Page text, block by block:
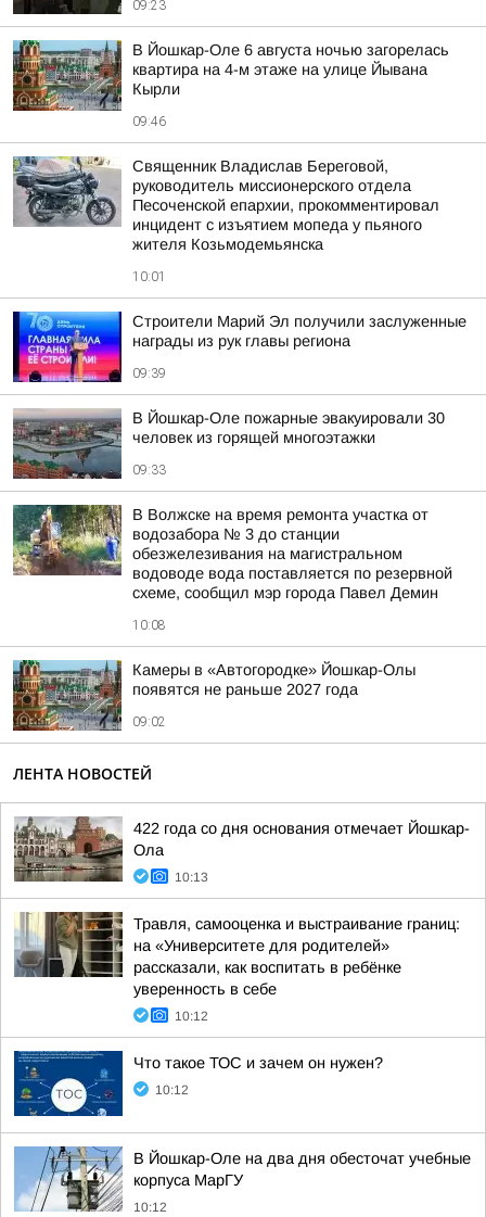
09:23
В Йошкар-Оле 6 августа ночью загорелась
квартира на 4-м этаже на улице Йывана
Кырли
09:46
Священник Владислав Береговой,
руководитель миссионерского отдела
Песоченской епархии, прокомментировал
инцидент с изъятием мопеда у пьяного
жителя Козьмодемьянска
10:01
Строители Марий Эл получили заслуженные
награды из рук главы региона
09:39
В Йошкар-Оле пожарные эвакуировали 30
человек из горящей многоэтажки
09:33
В Волжске на время ремонта участка от
водозабора № 3 до станции
обезжелезивания на магистральном
водоводе вода поставляется по резервной
схеме, сообщил мэр города Павел Демин
10:08
Камеры в «Автогородке» Йошкар-Олы
появятся не раньше 2027 года
09:02
ЛЕНТА НОВОСТЕЙ
422 года со дня основания отмечает Йошкар-
Ола
10:13
Травля, самооценка и выстраивание границ:
на «Университете для родителей»
рассказали, как воспитать в ребёнке
уверенность в себе
10:12
Что такое ТОС и зачем он нужен?
10:12
В Йошкар-Оле на два дня обесточат учебные
корпуса МарГУ
10:12